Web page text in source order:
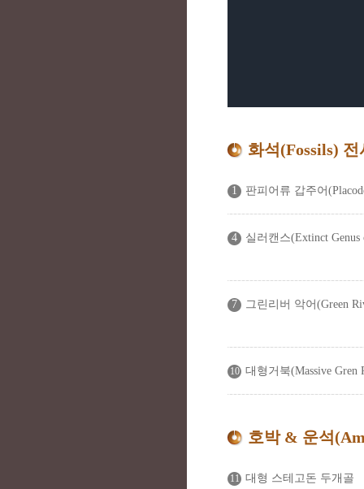
화석(Fossils)
1 판피어류 갑주어
4 실러캔스(Extinct Genus
7 그린리버 악어(Green
10 대형거북(Massive Gren
호박 & 운석
11 대형 스테고돈 두개골